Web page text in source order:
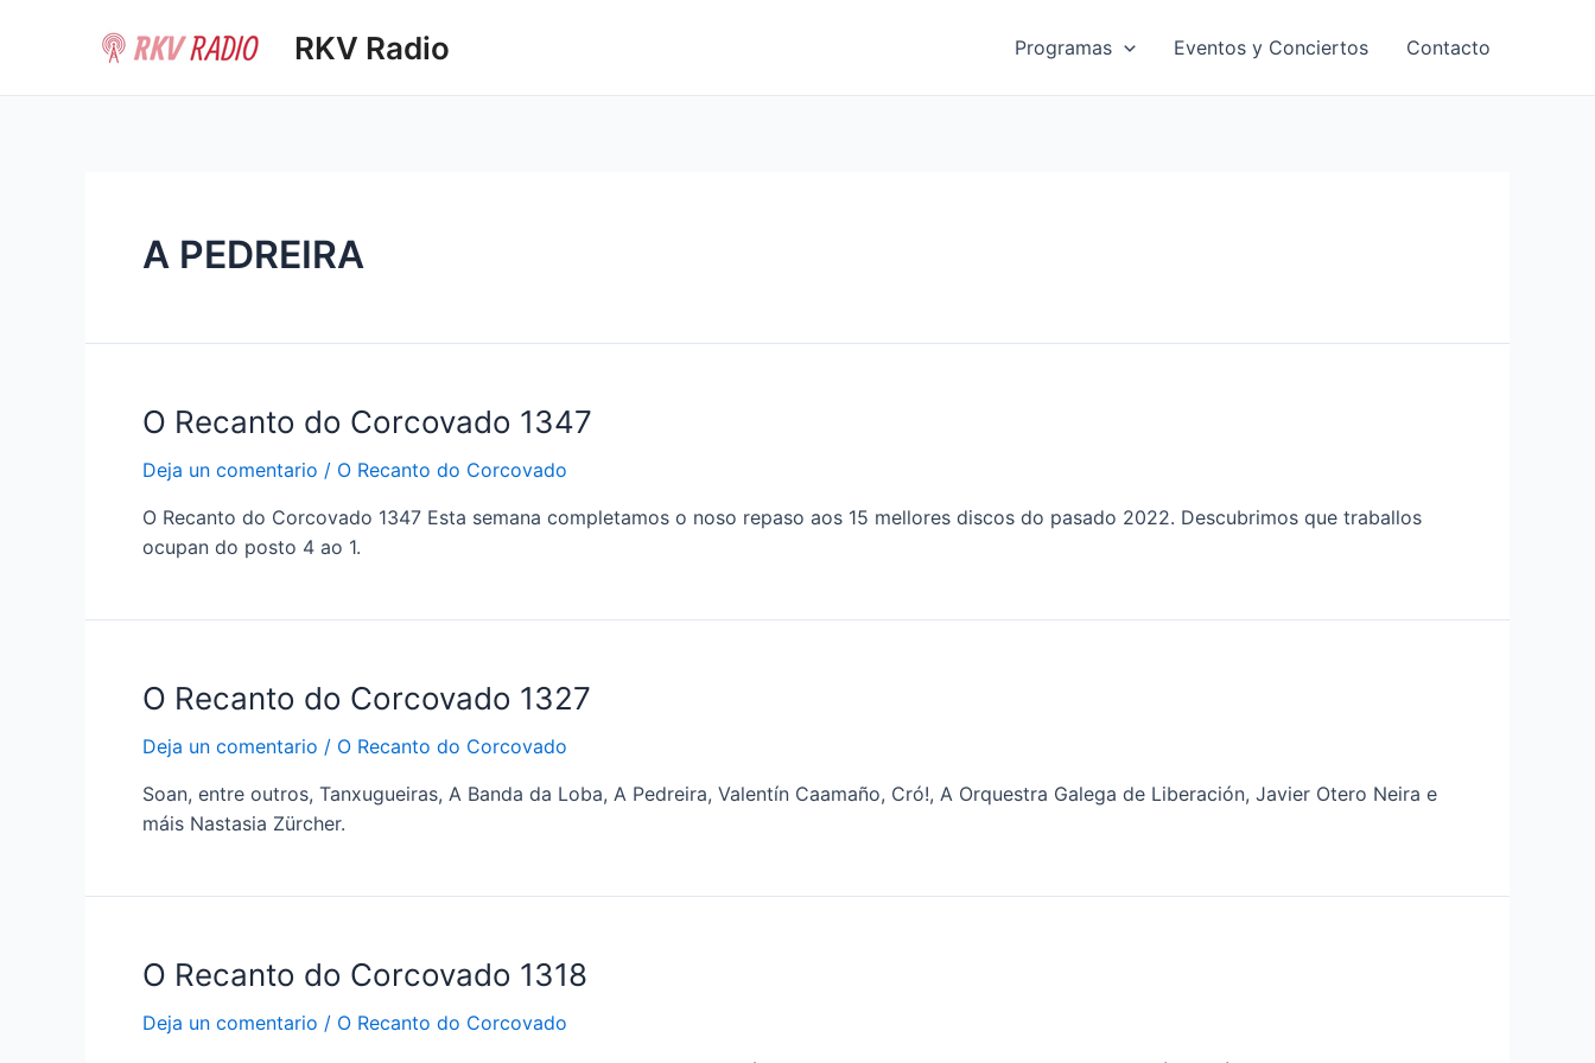
RKV Radio Programas Eventos y Conciertos Contacto
A PEDREIRA
O Recanto do Corcovado 1347
Deja un comentario / O Recanto do Corcovado
O Recanto do Corcovado 1347 Esta semana completamos o noso repaso aos 15 mellores discos do pasado 2022. Descubrimos que traballos
ocupan do posto 4 ao 1.
O Recanto do Corcovado 1327
Deja un comentario / O Recanto do Corcovado
Soan, entre outros, Tanxugueiras, A Banda da Loba, A Pedreira, Valentín Caamaño, Cró!, A Orquestra Galega de Liberación, Javier Otero Neira e
máis Nastasia Zürcher.
O Recanto do Corcovado 1318
Deja un comentario / O Recanto do Corcovado